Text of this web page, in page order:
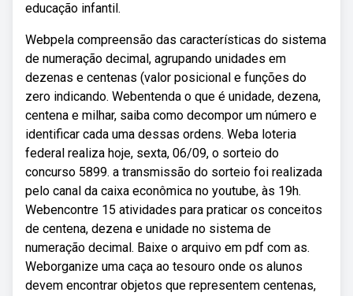
educação infantil.
Webpela compreensão das características do sistema
de numeração decimal, agrupando unidades em
dezenas e centenas (valor posicional e funções do
zero indicando. Webentenda o que é unidade, dezena,
centena e milhar, saiba como decompor um número e
identificar cada uma dessas ordens. Weba loteria
federal realiza hoje, sexta, 06/09, o sorteio do
concurso 5899. a transmissão do sorteio foi realizada
pelo canal da caixa econômica no youtube, às 19h.
Webencontre 15 atividades para praticar os conceitos
de centena, dezena e unidade no sistema de
numeração decimal. Baixe o arquivo em pdf com as.
Weborganize uma caça ao tesouro onde os alunos
devem encontrar objetos que representem centenas,